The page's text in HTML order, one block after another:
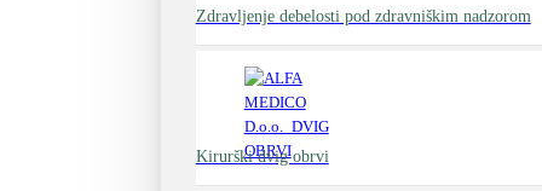
Zdravljenje debelosti pod zdravniškim nadzorom
Kirurški dvig obrvi